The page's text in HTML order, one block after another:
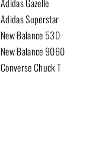
Adidas Gazelle
Adidas Superstar
New Balance 530
New Balance 9060
Converse Chuck T